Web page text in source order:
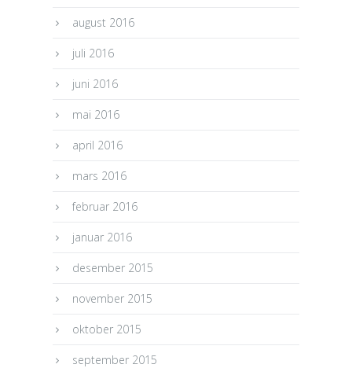
august 2016
juli 2016
juni 2016
mai 2016
april 2016
mars 2016
februar 2016
januar 2016
desember 2015
november 2015
oktober 2015
september 2015